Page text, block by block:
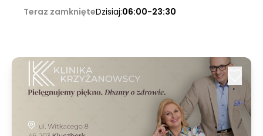
Teraz zamknięteDzisiaj:06:00-23:30